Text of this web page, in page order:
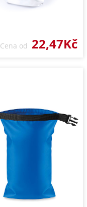
Cena od 22,47Kč